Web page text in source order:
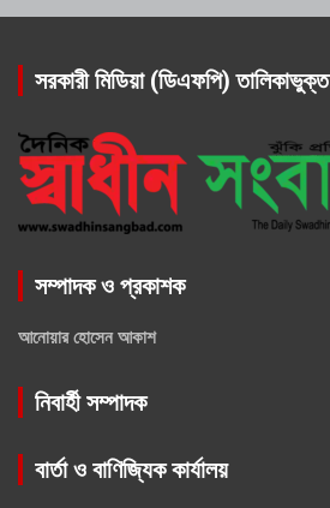
সরকারী মিডিয়া (ডিএফপি) তালিকাভুক্ত
সম্পাদক ও প্রকাশক
আনোয়ার হোসেন আকাশ
নিবার্হী সম্পাদক
বার্তা ও বাণিজ্যিক কার্যালয়